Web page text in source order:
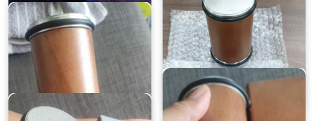
Tara
★★★★★
Odgovara mi jer vraća oštrinu
mojim kuhinjskim noževima u
Bernard
★★★★★
Radi odlično